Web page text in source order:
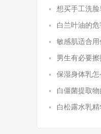
想买手工洗脸
白兰叶油的危
敏感肌适合用
男生有必要擦
保湿身体乳怎
白僵菌提取物
白松露水乳精